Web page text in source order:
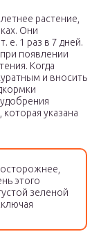
растение,
Они
е. 1 раз в 7 дней.
появлении
Когда
и вносить
указана
этого
зеленой